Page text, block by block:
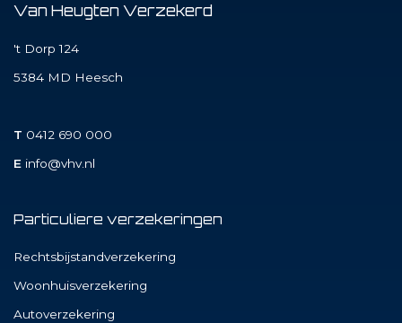
Van Heugten Verzekerd
't Dorp 124
5384 MD Heesch
T 0412 690 000
E info@vhv.nl
Particuliere verzekeringen
Rechtsbijstandverzekering
Woonhuisverzekering
Autoverzekering